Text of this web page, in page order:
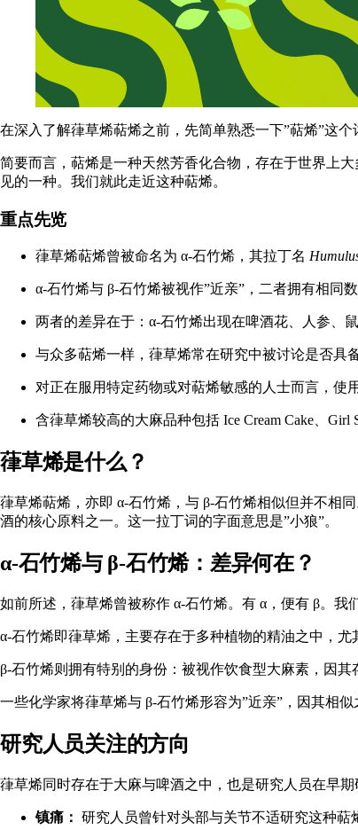
在深入了解葎草烯萜烯之前，先简单熟悉一下”萜烯”这个
简要而言，萜烯是一种天然芳香化合物，存在于世界上
见的一种。我们就此走近这种萜烯。
重点先览
葎草烯萜烯曾被命名为 α-石竹烯 ，其拉丁名
α-石竹烯与 β-石竹烯被视作”近亲”，二者拥有相同
两者的差异在于：α-石竹烯出现在啤酒花、人参、
与众多萜烯一样，葎草烯常在研究中被讨论是否具
对正在服用特定药物或对萜烯敏感的人士而言，使
含葎草烯较高的大麻品种包括 Ice Cream Cake、Girl
葎草烯是什么？
葎草烯萜烯，亦即 α-石竹烯，与 β-石竹烯相似但并不相
酒的核心原料之一。这一拉丁词的字面意思是”小狼”。
α-石竹烯与 β-石竹烯：差异何在？
如前所述，葎草烯曾被称作 α-石竹烯。有 α，便有 β。我
α-石竹烯即葎草烯，主要存在于多种植物的精油之中，
β-石竹烯则拥有特别的身份：被视作饮食型大麻素 ，因
一些化学家将葎草烯与 β-石竹烯形容为”近亲”，因其相
研究人员关注的方向
葎草烯同时存在于大麻与啤酒之中，也是研究人员在早
镇痛： 研究人员曾针对头部与关节不适研究这种萜